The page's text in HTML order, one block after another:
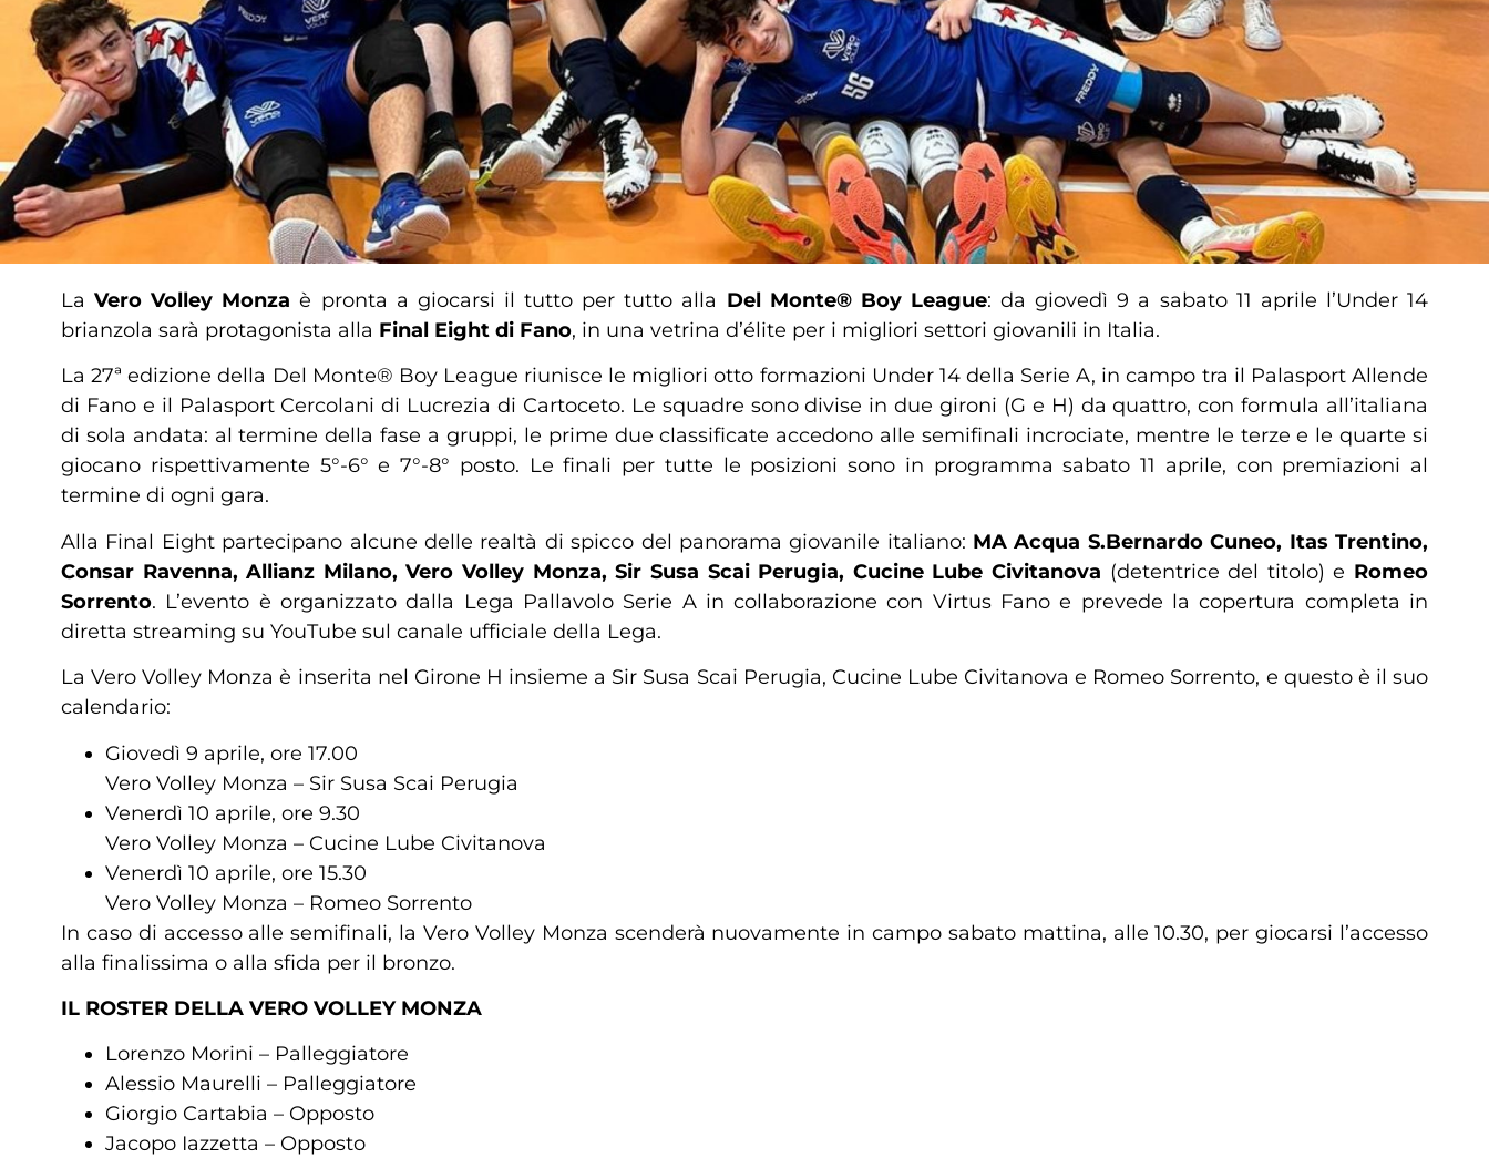
LaVero Volley Monza è pronta a giocarsi il tutto per tutto alla Del Monte® Boy League: da giovedì 9 a sabato 11 aprile l’Under 14
brianzola sarà protagonista alla Final Eight di Fano, in una vetrina d’élite per i migliori settori giovanili in Italia.
La 27ª edizione della Del Monte® Boy League riunisce le migliori otto formazioni Under 14 della Serie A, in campo tra il Palasport Allende
di Fano e il Palasport Cercolani di Lucrezia di Cartoceto. Le squadre sono divise in due gironi (G e H) da quattro, con formula all’italiana
di sola andata: al termine della fase a gruppi, le prime due classificate accedono alle semifinali incrociate, mentre le terze e le quarte si
giocano rispettivamente 5°-6° e 7°-8° posto. Le finali per tutte le posizioni sono in programma sabato 11 aprile, con premiazioni al
termine di ogni gara.
Alla Final Eight partecipano alcune delle realtà di spicco del panorama giovanile italiano: MA Acqua S.Bernardo Cuneo, Itas Trentino,
Consar Ravenna, Allianz Milano, Vero Volley Monza, Sir Susa Scai Perugia, Cucine Lube Civitanova (detentrice del titolo) e Romeo
Sorrento. L’evento è organizzato dalla Lega Pallavolo Serie A in collaborazione con Virtus Fano e prevede la copertura completa in
diretta streaming su YouTube sul canale ufficiale della Lega.
La Vero Volley Monza è inserita nel Girone H insieme a Sir Susa Scai Perugia, Cucine Lube Civitanova e Romeo Sorrento, e questo è il suo
calendario:
Giovedì 9 aprile, ore 17.00
Vero Volley Monza – Sir Susa Scai Perugia
Venerdì 10 aprile, ore 9.30
Vero Volley Monza – Cucine Lube Civitanova
Venerdì 10 aprile, ore 15.30
Vero Volley Monza – Romeo Sorrento
In caso di accesso alle semifinali, la Vero Volley Monza scenderà nuovamente in campo sabato mattina, alle 10.30, per giocarsi l’accesso
alla finalissima o alla sfida per il bronzo.
IL ROSTER DELLA VERO VOLLEY MONZA
Lorenzo Morini – Palleggiatore
Alessio Maurelli – Palleggiatore
Giorgio Cartabia – Opposto
Jacopo Iazzetta – Opposto